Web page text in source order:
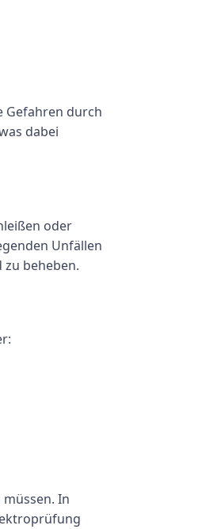
Gefahren durch
dabei
oder
Unfällen
zu beheben.
In